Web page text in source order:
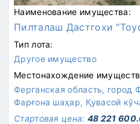
Наименование имущества:
Пилталаш Дастгохи
Тип лота:
Другое имущество
Местонахождение
Ферганская область, город
Фарғона шаҳар, Қувасой
Стартовая цена: 48 221